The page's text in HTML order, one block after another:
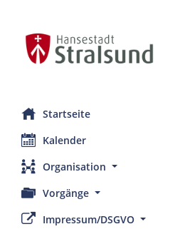
Startseite
Kalender
Organisation
Vorgänge
Impressum/DSGVO